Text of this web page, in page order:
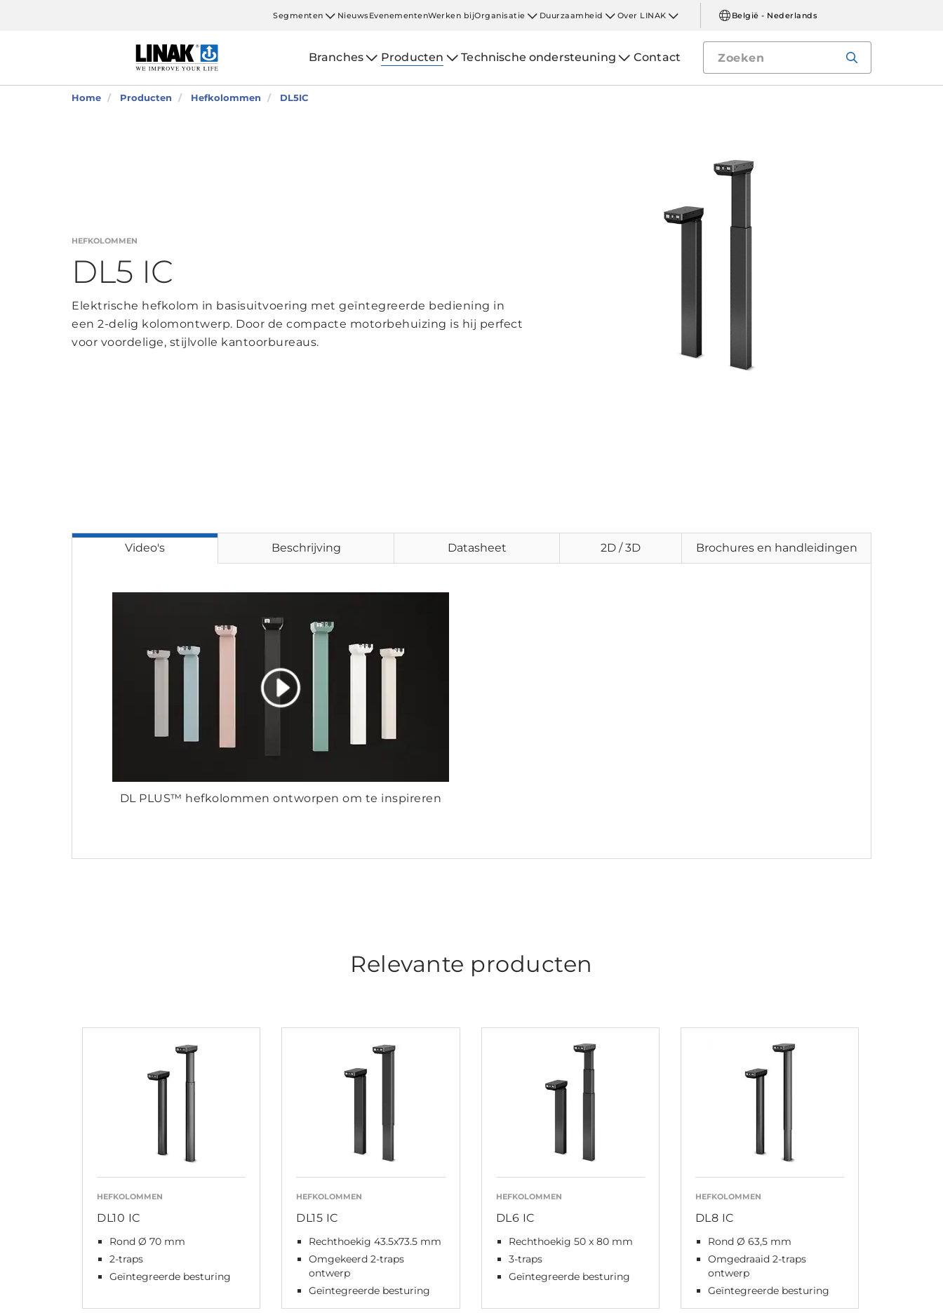
Segmenten NieuwsEvenementenWerken bijOrganisatie Duurzaamheid Over LINAK België - Nederlands
Branches Producten Technische ondersteuning Contact
Home Producten Hefkolommen DL5IC
HEFKOLOMMEN
DL5 IC
Elektrische hefkolom in basisuitvoering met geïntegreerde bediening in
een 2-delig kolomontwerp. Door de compacte motorbehuizing is hij perfect
voor voordelige, stijlvolle kantoorbureaus.
Video's Beschrijving Datasheet 2D / 3D Brochures en handleidingen
DL PLUS™ hefkolommen ontworpen om te inspireren
Relevante producten
HEFKOLOMMEN
DL10 IC
Rond Ø 70 mm
2-traps
Geïntegreerde besturing
HEFKOLOMMEN
DL15 IC
Rechthoekig 43.5x73.5 mm
Omgekeerd 2-traps
ontwerp
Geïntegreerde besturing
HEFKOLOMMEN
DL6 IC
Rechthoekig 50 x 80 mm
3-traps
Geïntegreerde besturing
HEFKOLOMMEN
DL8 IC
Rond Ø 63,5 mm
Omgedraaid 2-traps
ontwerp
Geïntegreerde besturing